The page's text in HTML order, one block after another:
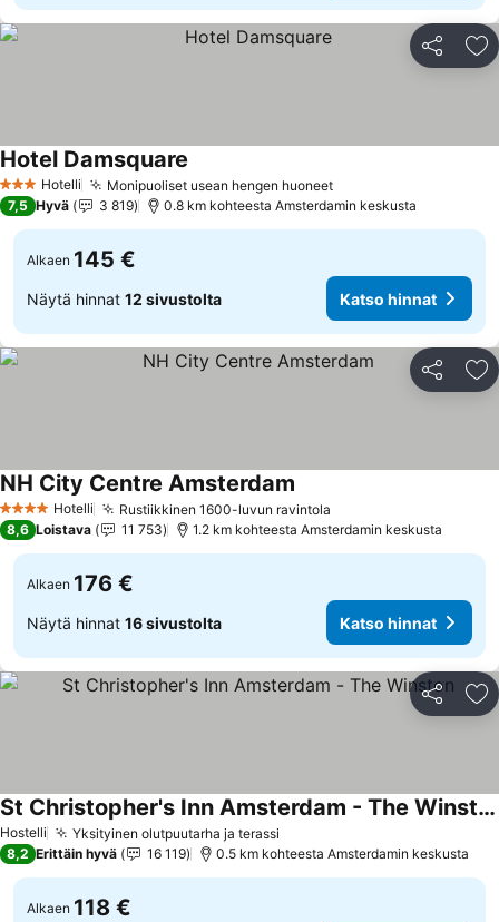
Jaa
3 Tähtiluokitus
Hotelli Monipuoliset usean hengen huoneetKatso hinnat
Hotel Damsquare
7,5 Hyvä 3 819 0.8 km kohteesta Amsterdamin keskusta
Alkaen 145 €
Näytä hinnat 12 sivustolta Katso hinnat
Jaa
4 Tähtiluokitus
Hotelli Rustiikkinen 1600-luvun ravintola
NH City Centre Amsterdam
8,6 Loistava 11 753 1.2 km kohteesta Amsterdamin keskusta
Alkaen 176 €
Näytä hinnat 16 sivustolta Katso hinnat
Jaa
Hostelli Yksityinen olutpuutarha ja terassi
St Christopher's Inn Amsterdam - The Winston
Katso hinnat
8,2 Erittäin hyvä 16 119 0.5 km kohteesta Amsterdamin keskusta
Alkaen 118 €